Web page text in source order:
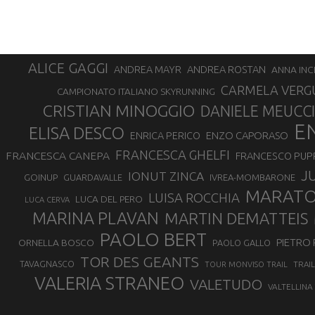
ALICE GAGGI ANDREA MAYR ANDREA ROSTAN ANNA
CAMPIONATO ITALIANO SKYRUNNING CARMELA
CRISTIAN MINOGGIO DANIELE MEUCCI
ELISA DESCO ENRICA PERICO ENZO CAPORASO
FRANCESCA CANEPA FRANCESCA GHELFI FRANCESCO
GOINUP GUARDAVALLE IONUT ZINCA IVREA-MOMBARONE
LUCA CERVA LUCA DEL PERO LUISA ROCCHIA
MARINA PLAVAN MARTIN DEMATTEIS
ORNELLA BOSCO PAOLO BERT PAOLO GALLO PIETRO
TAVAGNASCO TOR DES GEANTS TOUR MONVISO TRAIL
VALERIA STRANEO VALETUDO VALTELLINA